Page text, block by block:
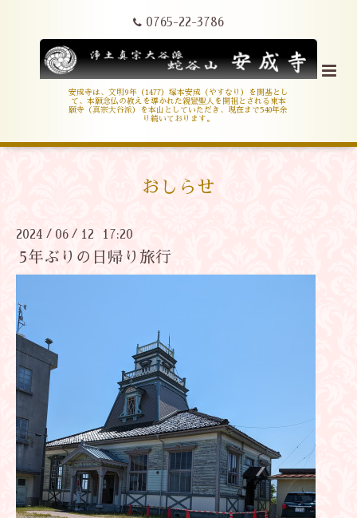
0765-22-3786
安成寺は、文明9年（1477）塚本安成（やすなり）を開基とし
て、本願念仏の教えを導かれた親鸞聖人を開祖とされる東本
願寺（真宗大谷派）を本山としていただき、現在まで540年余
り続いております。
おしらせ
2024 / 06 / 12 17:20
5年ぶりの日帰り旅行